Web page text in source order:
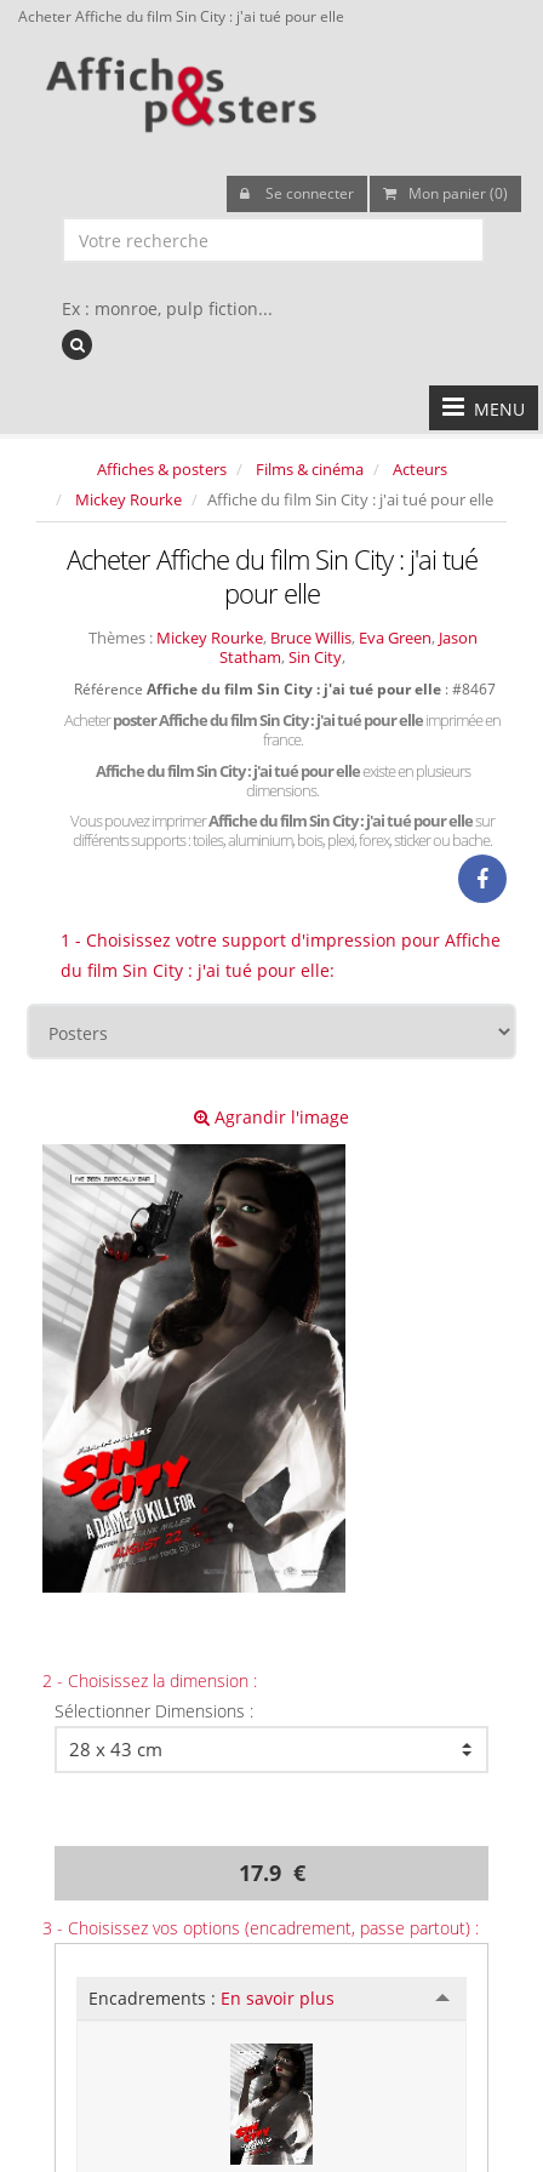
Acheter Affiche du film Sin City : j'ai tué pour elle
Se connecter Mon panier (0)
Ex : monroe, pulp fiction...
MENU
Affiches & posters Films & cinéma
Acteurs
Mickey Rourke
Affiche du film Sin City : j'ai tué pour elle
Acheter Affiche du film Sin City : j'ai tué
pour elle
Thèmes : Mickey Rourke, Bruce Willis, Eva Green, Jason
Statham, Sin City,
Référence Affiche du film Sin City : j'ai tué pour elle : #8467
Acheterposter Affiche du film Sin City : j'ai tué pour elleimprimée en
france.
Affiche du film Sin City : j'ai tué pour elleexiste en plusieurs
dimensions.
Vous pouvez imprimerAffiche du film Sin City : j'ai tué pour ellesur
différents supports : toiles, aluminium, bois, plexi, forex, sticker ou bache.
1 - Choisissez votre support d'impression pour Affiche
du film Sin City : j'ai tué pour elle:
Agrandir l'image
2 - Choisissez la dimension :
Sélectionner Dimensions :
17.9 €
3 - Choisissez vos options (encadrement, passe partout) :
Encadrements : En savoir plus